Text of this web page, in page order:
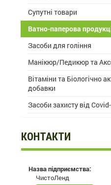
Супутні товари
Ватно-паперова
Засоби для гоління
Манікюр/Педикюр та
Вітаміни та Біологічно
добавки
Засоби захисту від
КОНТАКТИ
Назва підприємства:
ЧистоЛенд